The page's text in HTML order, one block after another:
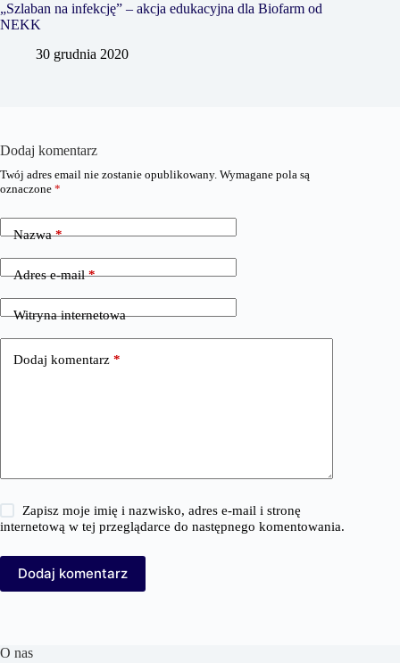
„Szlaban na infekcję” – akcja edukacyjna dla Biofarm od
NEKK
30 grudnia 2020
Dodaj komentarz
Twój adres email nie zostanie opublikowany. Wymagane pola są
oznaczone *
Nazwa*
Adres e-mail*
Witryna internetowa
Dodaj komentarz *
Zapisz moje imię i nazwisko, adres e-mail i stronę
internetową w tej przeglądarce do następnego komentowania.
Dodaj komentarz
O nas